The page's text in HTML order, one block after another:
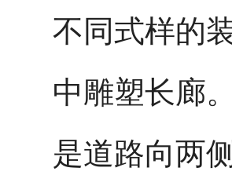
不同式样的
中雕塑长廊
是道路向两